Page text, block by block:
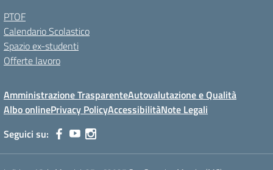
PTOF
Calendario Scolastico
Spazio ex-studenti
Offerte lavoro
Amministrazione TrasparenteAutovalutazione e Qualità
Albo onlinePrivacy PolicyAccessibilitàNote Legali
Seguici su: